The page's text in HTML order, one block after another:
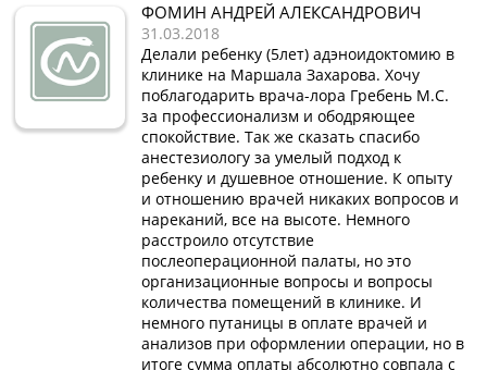
ФОМИН АНДРЕЙ АЛЕКСАНДРОВИЧ
31.03.2018
Делали ребенку (5лет) адэноидоктомию в
клинике на Маршала Захарова. Хочу
поблагодарить врача-лора Гребень М.С.
за профессионализм и ободряющее
спокойствие. Так же сказать спасибо
анестезиологу за умелый подход к
ребенку и душевное отношение. К опыту
и отношению врачей никаких вопросов и
нареканий, все на высоте. Немного
расстроило отсутствие
послеоперационной палаты, но это
организационные вопросы и вопросы
количества помещений в клинике. И
немного путаницы в оплате врачей и
анализов при оформлении операции, но в
итоге сумма оплаты абсолютно совпала с